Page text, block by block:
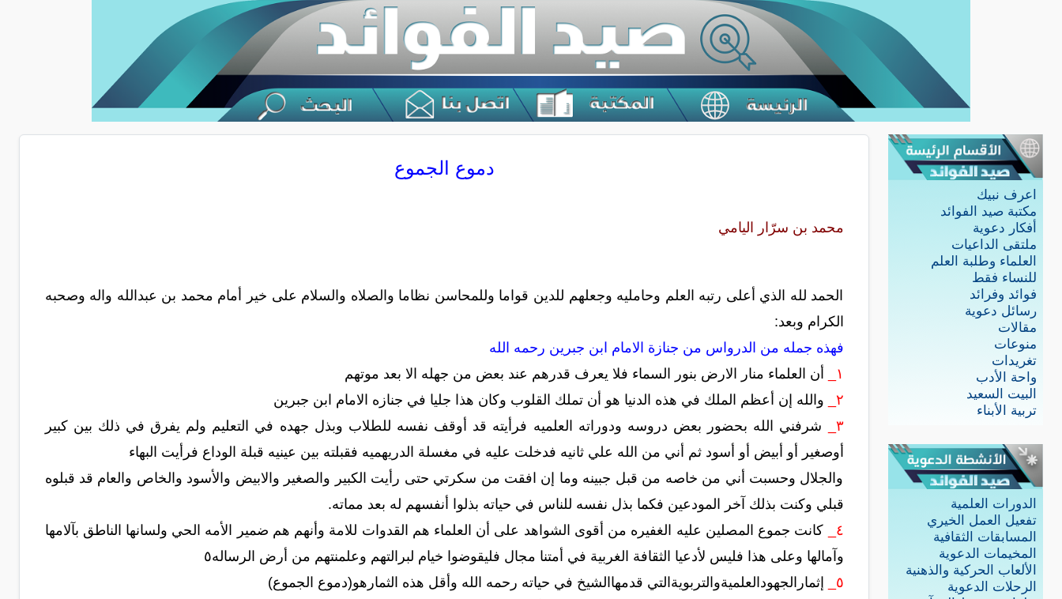
اعرف نبيك
مكتبة صيد الفوائد
أفكار دعوية
ملتقى الداعيات
العلماء وطلبة العلم
للنساء فقط
فوائد وفرائد
رسائل دعوية
مقالات
منوعات
تغريدات
واحة الأدب
البيت السعيد
تربية الأبناء
الدورات العلمية
تفعيل العمل الخيري
المسابقات الثقافية
المخيمات الدعوية
الألعاب الحركية والذهنية
الرحلات الدعوية
دموع الجموع
محمد بن سرّار اليامي
الحمد لله الذي أعلى رتبه العلم وحامليه وجعلهم للدين قواما وللمحاسن نظاما والصلاه والسلام على خير أمام محمد بن عبدالله واله وصحبه
الكرام وبعد:
فهذه جمله من الدرواس من جنازة الامام ابن جبرين رحمه الله
١_
أن العلماء منار الارض بنور السماء فلا يعرف قدرهم عند بعض من جهله الا بعد موتهم
٢_
والله إن أعظم الملك في هذه الدنيا هو أن تملك القلوب وكان هذا جليا في جنازه الامام ابن جبرين
٣_
شرفني الله بحضور بعض دروسه ودوراته العلميه فرأيته قد أوقف نفسه للطلاب وبذل جهده في التعليم ولم يفرق في ذلك بين كبير
أوصغير أو أبيض أو أسود ثم أني من الله علي ثانيه فدخلت عليه في مغسلة الدريهميه فقبلته بين عينيه قبلة الوداع فرأيت البهاء
والجلال وحسبت أني من خاصه من قبل جبينه وما إن افقت من سكرتي حتى رأيت الكبير والصغير والابيض والأسود والخاص والعام قد قبلوه
قبلي وكنت بذلك آخر المودعين فكما بذل نفسه للناس في حياته بذلوا أنفسهم له بعد مماته.
٤_
كانت جموع المصلين عليه الغفيره من أقوى الشواهد على أن العلماء هم القدوات للامة وأنهم هم ضمير الأمه الحي ولسانها الناطق بآلامها
وآمالها وعلى هذا فليس لأدعيا الثقافة الغربية في أمتنا مجال فليقوضوا خيام لبرالتهم وعلمنتهم من أرض الرساله٥
٥_
إثمارالجهودالعلميةوالتربويةالتي قدمهاالشيخ في حياته رحمه الله وأقل هذه الثمارهو(دموع الجموع)